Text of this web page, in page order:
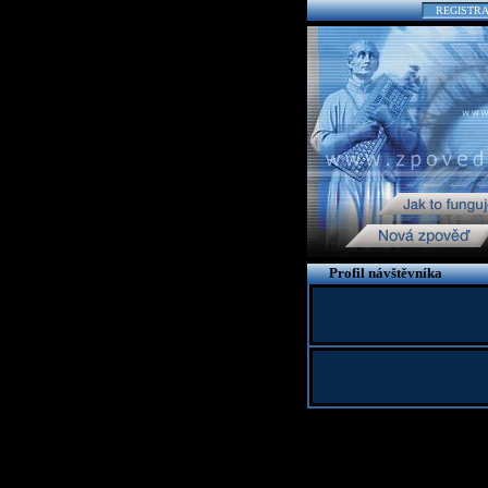
Profil návštěvníka